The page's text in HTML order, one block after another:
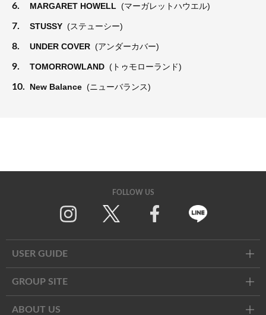
6. MARGARET HOWELL (マーガレットハウエル)
7. STUSSY (ステューシー)
8. UNDER COVER (アンダーカバー)
9. TOMORROWLAND (トゥモローランド)
10. New Balance (ニューバランス)
FOLLOW US
USER GUIDE
GROUP SITE
ABOUT US